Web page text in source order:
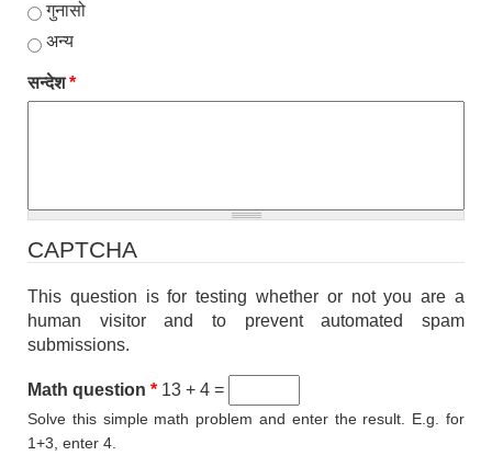
गुनासो
अन्य
सन्देश*
CAPTCHA
This question is for testing whether or not you are a
human visitor and to prevent automated spam
submissions.
Math question * 13 + 4 =
Solve this simple math problem and enter the result. E.g. for
1+3, enter 4.